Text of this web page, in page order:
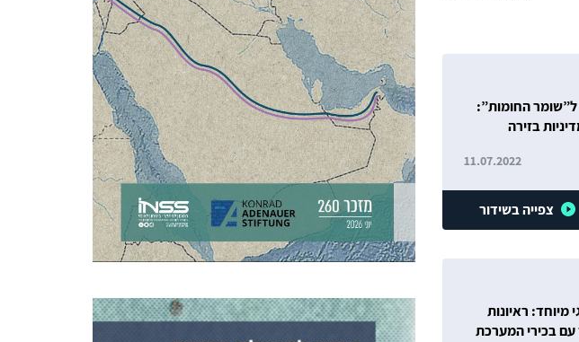
החומות”:
בזירה
11.07.2022
צפייה בשידור
מיוחד: ראיונות
בכירי המערכת